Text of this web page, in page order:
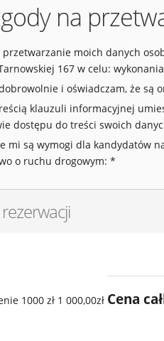
na
moich danych
167 w celu:
i oświadczam, że są
klauzuli informacyjnej
dostępu do treści swoich
mi są wymogi dla kandydatów
o ruchu drogowym: *
1000 zł 1 000,00zł Cena